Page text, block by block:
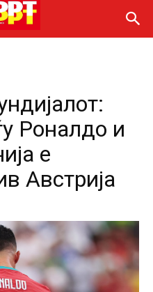
Роналдо и
е
Австрија